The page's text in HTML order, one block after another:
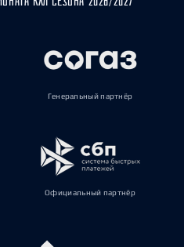
Генеральный партнёр
Официальный партнёр